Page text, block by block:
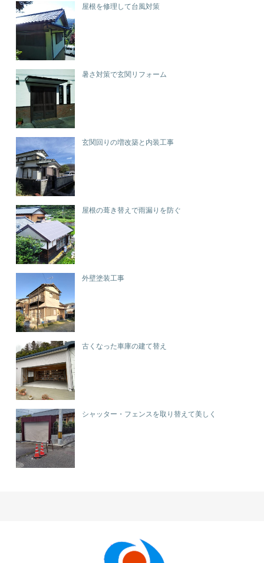
屋根を修理して台風対策
暑さ対策で玄関リフォーム
玄関回りの増改築と内装工事
屋根の葺き替えで雨漏りを防ぐ
外壁塗装工事
古くなった車庫の建て替え
シャッター・フェンスを取り替えて美しく